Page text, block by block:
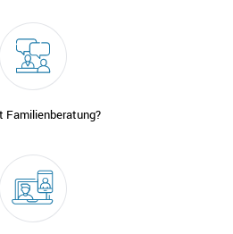
Familienberatung?